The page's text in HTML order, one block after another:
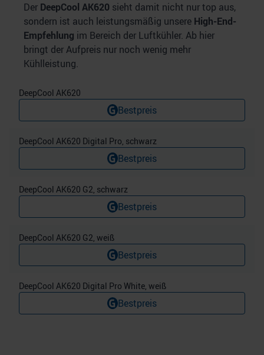
Der DeepCool AK620 sieht damit nicht nur top aus,
sondern ist auch leistungsmäßig unsere High-End-
Empfehlung im Bereich der Luftkühler. Ab hier
bringt der Aufpreis nur noch wenig mehr
Kühlleistung.
DeepCool AK620
Bestpreis
DeepCool AK620 Digital Pro, schwarz
Bestpreis
DeepCool AK620 G2, schwarz
Bestpreis
DeepCool AK620 G2, weiß
Bestpreis
DeepCool AK620 Digital Pro White, weiß
Bestpreis